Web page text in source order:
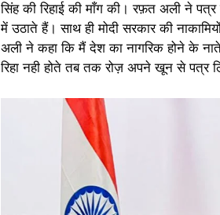
सिंह की रिहाई की माँग की। रफ़त अली ने
में उठाते हैं। साथ ही मोदी सरकार की
अली ने कहा कि मैं देश का नागरिक होने के
रिहा नही होते तब तक रोज़ अपने खून से पत्र